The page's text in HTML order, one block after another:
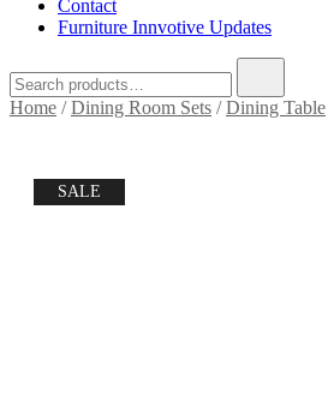
Contact
Furniture Innvotive Updates
Home /Dining Room Sets /Dining Table
SALE